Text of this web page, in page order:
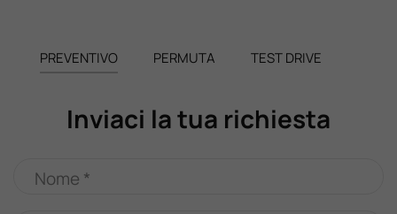
PREVENTIVO PERMUTA TEST DRIVE
Inviaci la tua richiesta
Nome *